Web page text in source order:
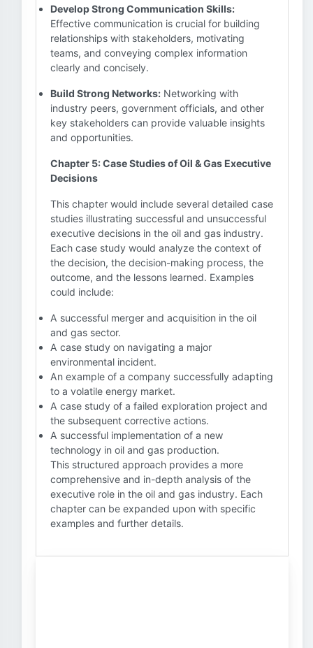
Develop Strong Communication Skills:
Effective communication is crucial for building
relationships with stakeholders, motivating
teams, and conveying complex information
clearly and concisely.
Build Strong Networks: Networking with
industry peers, government officials, and other
key stakeholders can provide valuable insights
and opportunities.
Chapter 5: Case Studies of Oil & Gas Executive
Decisions
This chapter would include several detailed case
studies illustrating successful and unsuccessful
executive decisions in the oil and gas industry.
Each case study would analyze the context of
the decision, the decision-making process, the
outcome, and the lessons learned. Examples
could include:
A successful merger and acquisition in the oil
and gas sector.
A case study on navigating a major
environmental incident.
An example of a company successfully adapting
to a volatile energy market.
A case study of a failed exploration project and
the subsequent corrective actions.
A successful implementation of a new
technology in oil and gas production.
This structured approach provides a more
comprehensive and in-depth analysis of the
executive role in the oil and gas industry. Each
chapter can be expanded upon with specific
examples and further details.